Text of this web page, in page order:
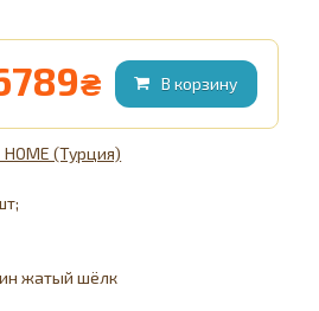
₴
HOME (Турция)
жатый шёлк